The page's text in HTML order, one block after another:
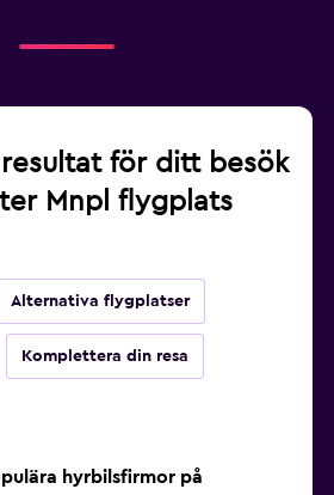
för ditt besök
Mnpl flygplats
Alternativa flygplatser
Komplettera din resa
hyrbilsfirmor på